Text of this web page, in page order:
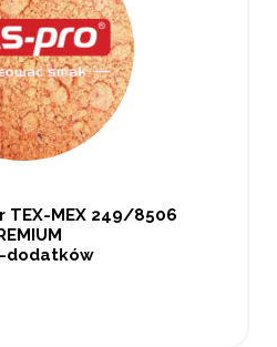
TEX-MEX 249/8506
dodatków